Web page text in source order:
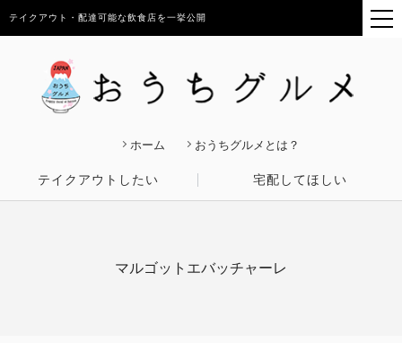
テイクアウト・配達可能な飲食店を一挙公開
ホーム おうちグルメとは？
テイクアウトしたい 宅配してほしい
マルゴットエバッチャーレ